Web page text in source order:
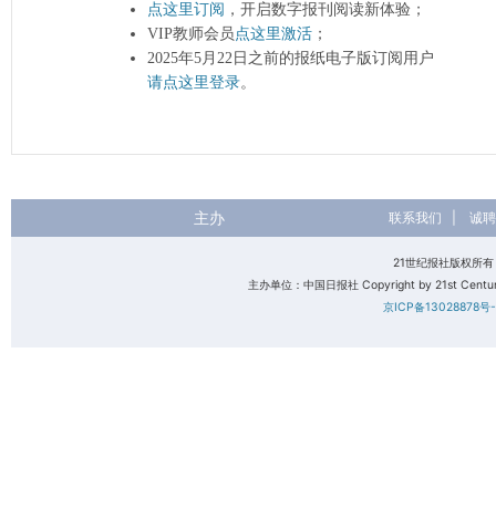
点这里订阅 ，开启数字报刊阅读新体验；
VIP教师会员点这里激活 ；
2025年5月22日之前的报纸电子版订阅用户
请点这里登录。
主办 联系我们 诚
21世纪报社版权所
主办单位：中国日报社 Copyright by 21st
京ICP备13028878号